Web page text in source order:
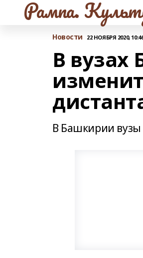
Рампа.
Новости 22 НОЯБРЯ 2020,
В вузах
В Башкирии